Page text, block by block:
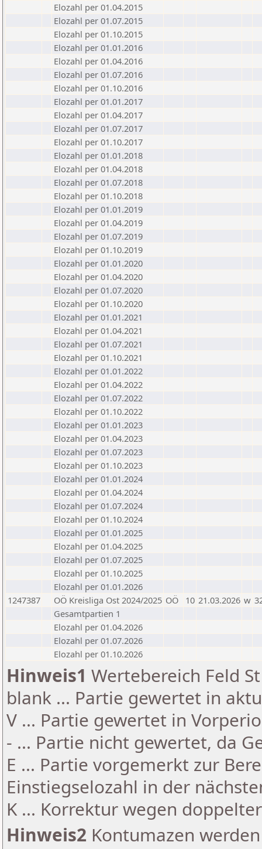
Elozahl per 01.04.2015
Elozahl per 01.07.2015
Elozahl per 01.10.2015
Elozahl per 01.01.2016
Elozahl per 01.04.2016
Elozahl per 01.07.2016
Elozahl per 01.10.2016
Elozahl per 01.01.2017
Elozahl per 01.04.2017
Elozahl per 01.07.2017
Elozahl per 01.10.2017
Elozahl per 01.01.2018
Elozahl per 01.04.2018
Elozahl per 01.07.2018
Elozahl per 01.10.2018
Elozahl per 01.01.2019
Elozahl per 01.04.2019
Elozahl per 01.07.2019
Elozahl per 01.10.2019
Elozahl per 01.01.2020
Elozahl per 01.04.2020
Elozahl per 01.07.2020
Elozahl per 01.10.2020
Elozahl per 01.01.2021
Elozahl per 01.04.2021
Elozahl per 01.07.2021
Elozahl per 01.10.2021
Elozahl per 01.01.2022
Elozahl per 01.04.2022
Elozahl per 01.07.2022
Elozahl per 01.10.2022
Elozahl per 01.01.2023
Elozahl per 01.04.2023
Elozahl per 01.07.2023
Elozahl per 01.10.2023
Elozahl per 01.01.2024
Elozahl per 01.04.2024
Elozahl per 01.07.2024
Elozahl per 01.10.2024
Elozahl per 01.01.2025
Elozahl per 01.04.2025
Elozahl per 01.07.2025
Elozahl per 01.10.2025
Elozahl per 01.01.2026
1247387
OÖ Kreisliga Ost 2024/2025 OÖ 10 21.03.2026 w
Gesamtpartien 1
Elozahl per 01.04.2026
Elozahl per 01.07.2026
Elozahl per 01.10.2026
Hinweis1 Wertebereich Feld
blank ... Partie gewertet in
V ... Partie gewertet in
- ... Partie nicht gewertet, da
E ... Partie vorgemerkt zur
Einstiegselozahl in der
K ... Korrektur wegen
Hinweis2 Kontumazen